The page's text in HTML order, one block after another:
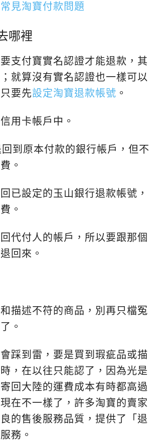
見淘寶付款問題
哪裡
支付寶實名認證才能退款，其
就算沒有實名認證也一樣可以
要先設定淘寶退款帳號 。
用卡帳戶中。
到原本付款的銀行帳戶，但不
。
已設定的玉山銀行退款帳號，
。
代付人的帳戶，所以要跟那個
回來。
描述不符的商品，別再只檔冤
。
踩到雷，要是買到瑕疵品或描
，在以往只能認了，因為光是
回大陸的運費成本有時都高過
在不一樣了，許多淘寶的賣家
的售後服務品質，提供了「退
務。